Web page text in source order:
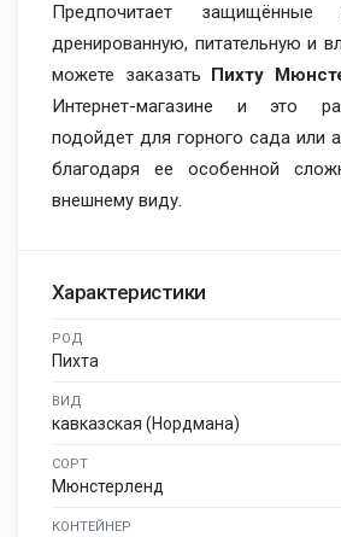
Предпочитает защищённые
дренированную, питательную и
можете заказать Пихту
Интернет-магазине и это
подойдет для горного сада или
благодаря ее особенной
внешнему виду.
Характеристики
РОД
Пихта
ВИД
кавказская (Нордмана)
СОРТ
Мюнстерленд
КОНТЕЙНЕР